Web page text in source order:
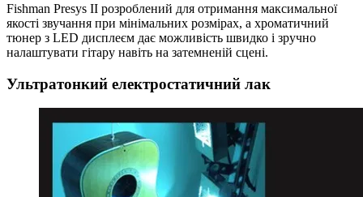
Fishman Presys II розроблений для отримання максимальної
якості звучання при мінімальних розмірах, а хроматичний
тюнер з LED дисплеєм дає можливість швидко і зручно
налаштувати гітару навіть на затемненій сцені.
Ультратонкий електростатичний лак